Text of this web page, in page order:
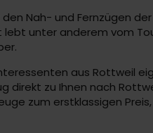
Nah- und Fernzügen
lebt unter anderem vom
aus Rottweil
direkt zu Ihnen nach
zum erstklassigen